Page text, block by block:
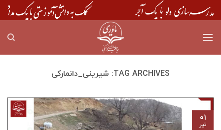
Skip
to
TAG ARCHIVES: شیرینی_دانمارکی
۰۱
تیر